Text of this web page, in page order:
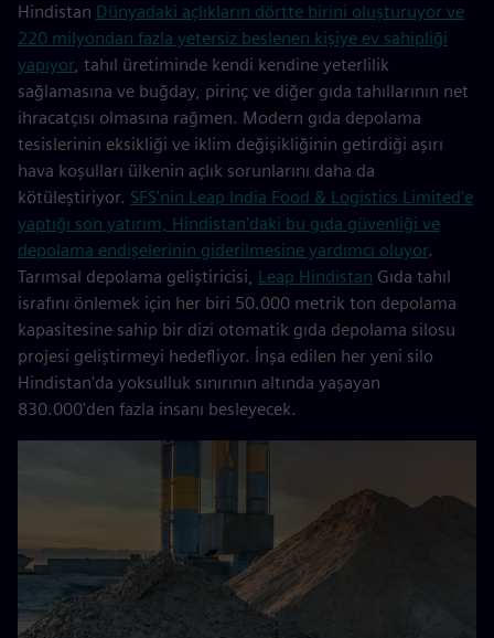
Hindistan Dünyadaki açlıkların dörtte birini oluşturuyor ve
220 milyondan fazla yetersiz beslenen kişiye ev sahipliği
yapıyor, tahıl üretiminde kendi kendine yeterlilik
sağlamasına ve buğday, pirinç ve diğer gıda tahıllarının net
ihracatçısı olmasına rağmen. Modern gıda depolama
tesislerinin eksikliği ve iklim değişikliğinin getirdiği aşırı
hava koşulları ülkenin açlık sorunlarını daha da
kötüleştiriyor. SFS'nin Leap India Food & Logistics Limited'e
yaptığı son yatırım, Hindistan'daki bu gıda güvenliği ve
depolama endişelerinin giderilmesine yardımcı oluyor.
Tarımsal depolama geliştiricisi, Leap Hindistan Gıda tahıl
israfını önlemek için her biri 50.000 metrik ton depolama
kapasitesine sahip bir dizi otomatik gıda depolama silosu
projesi geliştirmeyi hedefliyor. İnşa edilen her yeni silo
Hindistan'da yoksulluk sınırının altında yaşayan
830.000'den fazla insanı besleyecek.